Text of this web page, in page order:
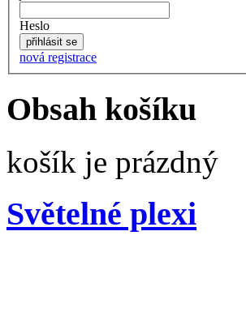
Heslo
nová registrace
Obsah košíku
košík je prázdný
Světelné plexi